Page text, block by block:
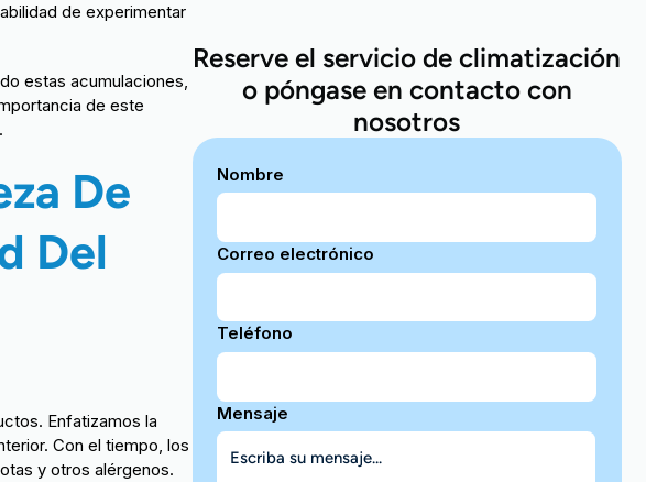
de experimentar
estas acumulaciones,
de este
De
Del
Enfatizamos la
Con el tiempo, los
y otros alérgenos.
Reserve el servicio de climatización
o póngase en contacto con
nosotros
Nombre
Correo electrónico
Teléfono
Mensaje